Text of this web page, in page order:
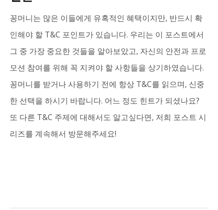
꽁머니는 많은 이들에게 유혹적인 혜택이지만, 반드시 확
인해야 할 T&C 포인트가 있습니다. 우리는 이 포스트에서
그 중 가장 중요한 것들을 알아보았고, 자신의 안전과 프로
모션 참여를 위해 꼭 지켜야 할 사항들을 상기하였습니다.
꽁머니를 받거나 사용하기 전에 항상 T&C를 읽으며, 신중
한 선택을 하시기 바랍니다. 어느 정도 힌트가 되셨나요?
또 다른 T&C 주제에 대해서도 알고싶다면, 저희 포스트 시
리즈를 계속해서 방문해주세요!